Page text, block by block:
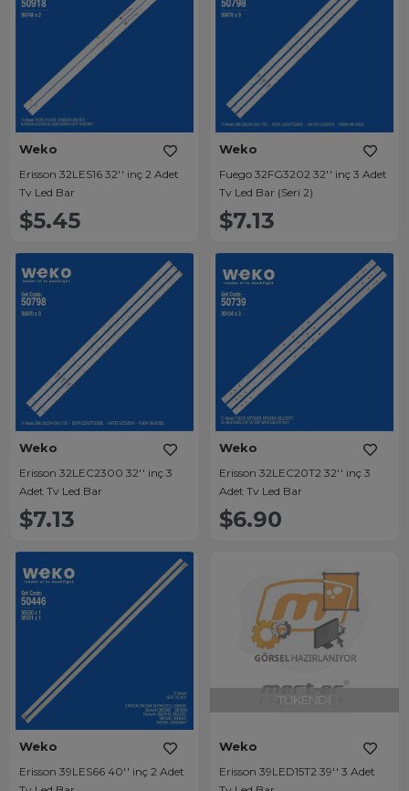
Weko
Erisson 32LES16 32'' inç 2 Adet
Tv Led Bar
$5.45
Weko
Fuego 32FG3202 32'' inç 3 Adet
Tv Led Bar (Seri 2)
$7.13
Weko
Erisson 32LEC2300 32'' inç 3
Adet Tv Led Bar
$7.13
Weko
Erisson 32LEC20T2 32'' inç 3
Adet Tv Led Bar
$6.90
Weko
Erisson 39LES66 40'' inç 2 Adet
TÜKENDI
Weko
Erisson 39LED15T2 39'' 3 Adet